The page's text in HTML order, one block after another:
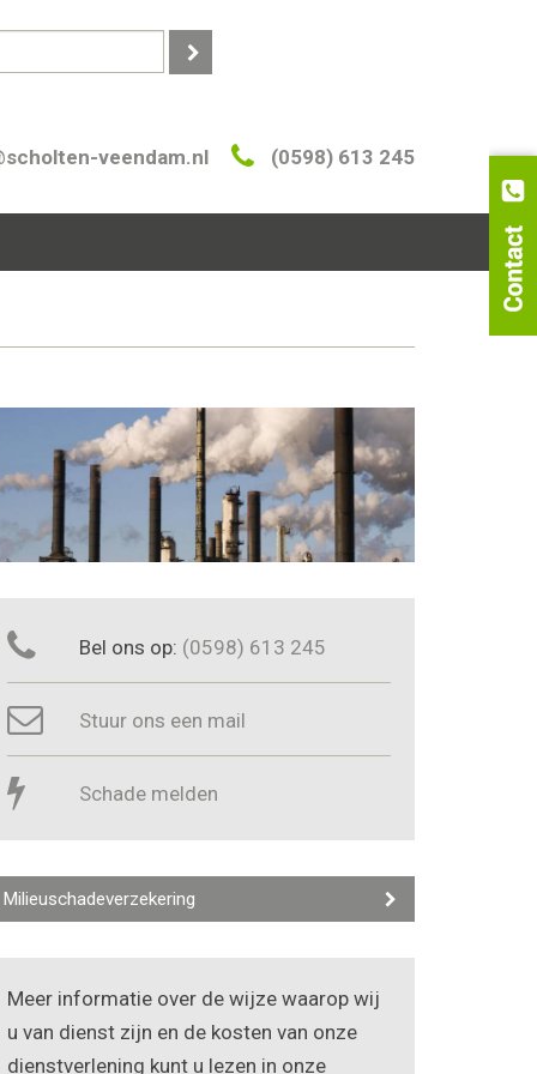
veendam.nl (0598) 613 245
Bel ons op: (0598) 613 245
Stuur ons een mail
Schade melden
Milieuschadeverzekering
Meer informatie over de wijze waarop wij
u van dienst zijn en de kosten van onze
dienstverlening kunt u lezen in onze